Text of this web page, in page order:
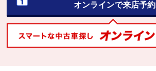
オンラインで来店予約